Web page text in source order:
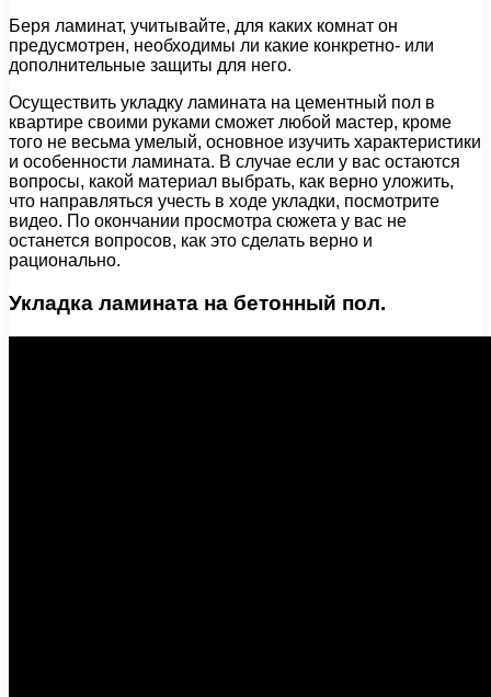
Беря ламинат, учитывайте, для каких комнат он
предусмотрен, необходимы ли какие конкретно- или
дополнительные защиты для него.
Осуществить укладку ламината на цементный пол в
квартире своими руками сможет любой мастер, кроме
того не весьма умелый, основное изучить характеристики
и особенности ламината. В случае если у вас остаются
вопросы, какой материал выбрать, как верно уложить,
что направляться учесть в ходе укладки, посмотрите
видео. По окончании просмотра сюжета у вас не
останется вопросов, как это сделать верно и
рационально.
Укладка ламината на бетонный пол.